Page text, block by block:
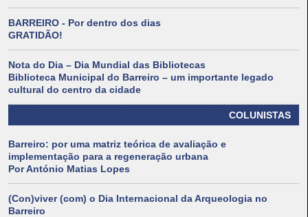
BARREIRO - Por dentro dos dias
GRATIDÃO!
Nota do Dia – Dia Mundial das Bibliotecas
Biblioteca Municipal do Barreiro – um importante legado
cultural do centro da cidade
COLUNISTAS
Barreiro: por uma matriz teórica de avaliação e
implementação para a regeneração urbana
Por António Matias Lopes
(Con)viver (com) o Dia Internacional da Arqueologia no
Barreiro